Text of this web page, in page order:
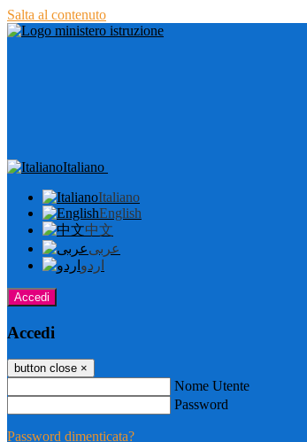
Salta al contenuto
Italiano
Italiano
English
中文
عربى
اردو
Accedi
Accedi
button close ×
Nome Utente
Password
Password dimenticata?